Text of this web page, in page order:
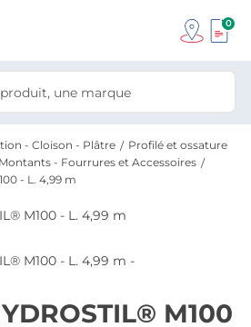
0
- Cloison - Plâtre
Profilé et ossature
- Fourrures et Accessoires
- L. 4,99 m
M100